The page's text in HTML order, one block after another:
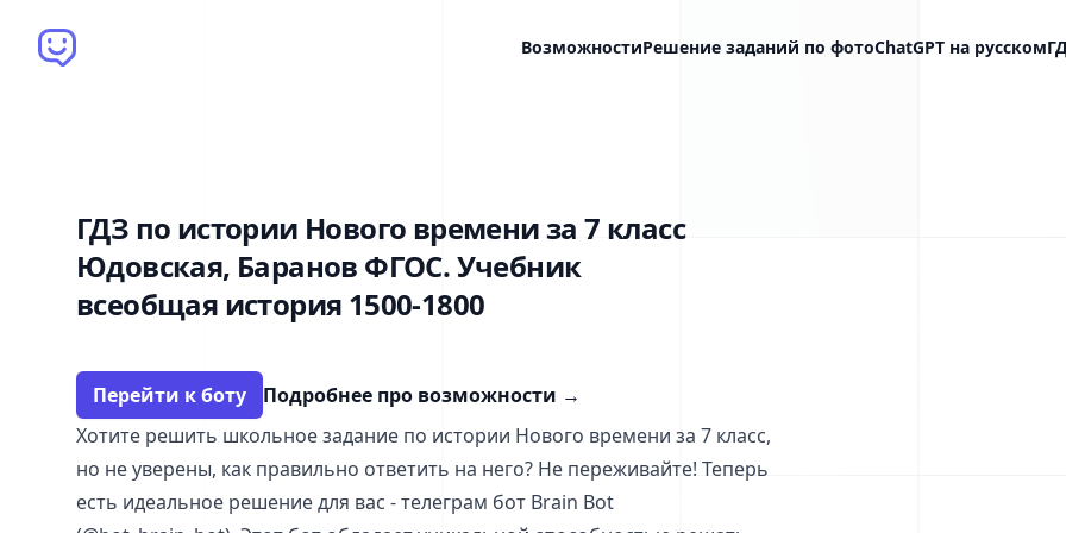
Brain Bot ВозможностиРешение заданий по фотоChatGPT на русском
ГДЗ по истории Нового времени за 7 класс
Юдовская, Баранов ФГОС. Учебник
всеобщая история 1500-1800
Перейти к боту Подробнее про возможности →
Хотите решить школьное задание по истории Нового времени за 7 класс,
но не уверены, как правильно ответить на него? Не переживайте! Теперь
есть идеальное решение для вас - телеграм бот Brain Bot